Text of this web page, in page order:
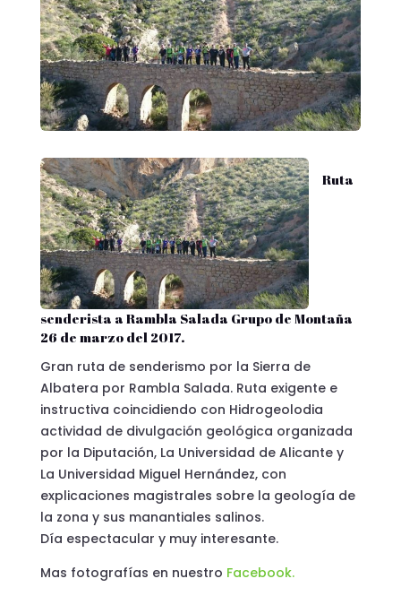
Ruta
senderista a Rambla Salada Grupo de Montaña
26 de marzo del 2017.
Gran ruta de senderismo por la Sierra de
Albatera por Rambla Salada. Ruta exigente e
instructiva coincidiendo con Hidrogeolodia
actividad de divulgación geológica organizada
por la Diputación, La Universidad de Alicante y
La Universidad Miguel Hernández, con
explicaciones magistrales sobre la geología de
la zona y sus manantiales salinos.
Día espectacular y muy interesante.
Mas fotografías en nuestro Facebook.